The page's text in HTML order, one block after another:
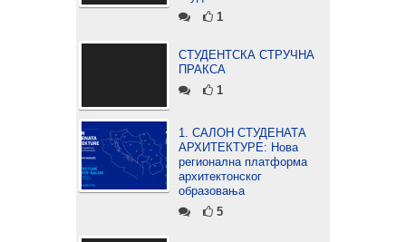
1
СТУДЕНТСКА СТРУЧНА
ПРАКСА
1
1. САЛОН СТУДЕНАТА
АРХИТЕКТУРЕ: Нова
регионална платформа
архитектонског
образовања
5